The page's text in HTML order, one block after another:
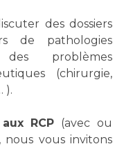
des dossiers
de pathologies
des problèmes
(chirurgie,
).
RCP (avec ou
nous vous invitons